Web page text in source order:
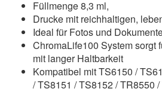
Füllmenge 8,3 ml,
Drucke mit reichhaltigen,
Ideal für Fotos und
ChromaLife100 System sorgt
mit langer Haltbarkeit
Kompatibel mit TS6150 /
/ TS8151 / TS8152 / TR8550